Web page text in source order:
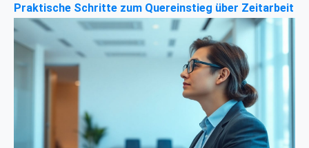
Praktische Schritte zum Quereinstieg über Zeitarbeit